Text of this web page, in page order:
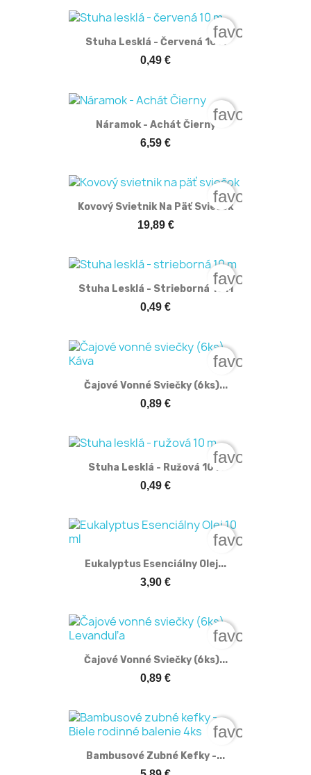
Stuha Lesklá - Červená 10 M
0,49 €
Náramok - Achát Čierny
6,59 €
Kovový Svietnik Na Päť Sviečok
19,89 €
Stuha Lesklá - Strieborná 10 M
0,49 €
Čajové Vonné Sviečky (6ks)...
0,89 €
Stuha Lesklá - Ružová 10 M
0,49 €
Eukalyptus Esenciálny Olej...
3,90 €
Čajové Vonné Sviečky (6ks)...
0,89 €
Bambusové Zubné Kefky -...